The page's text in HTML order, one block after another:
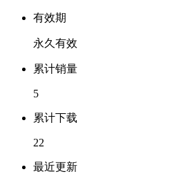
有效期
永久有效
累计销量
5
累计下载
22
最近更新